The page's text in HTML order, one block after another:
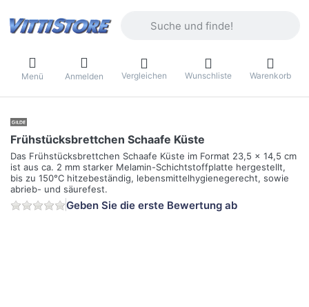
Menü Anmelden Vergleichen Wunschliste Warenkorb
Frühstücksbrettchen Schaafe Küste
Das Frühstücksbrettchen Schaafe Küste im Format 23,5 x 14,5 cm
ist aus ca. 2 mm starker Melamin-Schichtstoffplatte hergestellt,
bis zu 150°C hitzebeständig, lebensmittelhygienegerecht, sowie
abrieb- und säurefest.
Geben Sie die erste Bewertung ab